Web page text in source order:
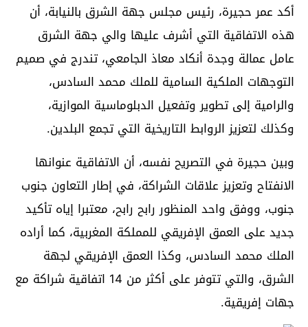
أكد عمر حجيرة، رئيس مجلس جهة الشرق بالنيابة، أن
هذه الاتفاقية التي أشرف عليها والي جهة الشرق
عامل عمالة وجدة أنكاد معاذ الجامعي، تندرج في صميم
التوجهات الملكية السامية للملك محمد السادس،
والرامية إلى تطوير وتفعيل الدبلوماسية الموازية،
وكذلك لتعزيز الروابط التاريخية التي تجمع البلدين.
وبين حجيرة في التصريح نفسه، أن الاتفاقية عنوانها
الانفتاح وتعزيز علاقات الشراكة، في إطار التعاون جنوب
جنوب، ووفق واحد المنظور رابح رابح، معتبرا إياه تأكيد
جديد على العمق الإفريقي للمملكة المغربية، كما أراده
الملك محمد السادس، وكذا العمق الإفريقي لجهة
الشرق، والتي تتوفر على أكثر من 14 اتفاقية شراكة مع
جهات إفريقية.